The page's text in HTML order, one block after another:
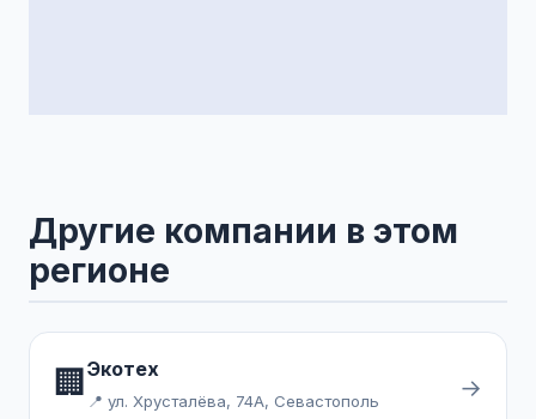
Другие компании в этом
регионе
🏢 Экотех
📍 ул. Хрусталёва, 74А, Севастополь →